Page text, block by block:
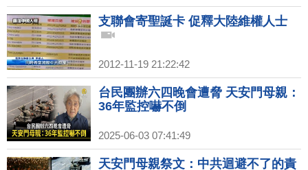
支聯會寄聖誕卡 促釋大陸維權人士
2012-11-19 21:22:42
台民團辦六四晚會遭脅 天安門母親：
36年監控嚇不倒
2025-06-03 07:41:49
天安門母親祭文：中共迴避不了的責